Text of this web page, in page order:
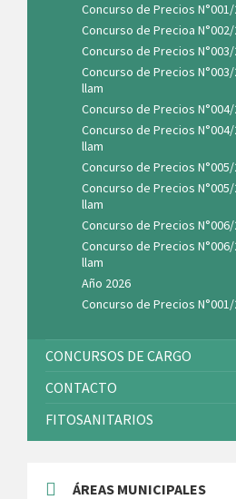
Concurso de Precios N°001/
Concurso de Precioa N°002/
Concurso de Precios N°003/
Concurso de Precios N°003/
llam
Concurso de Precios N°004/
Concurso de Precios N°004/
llam
Concurso de Precios N°005/
Concurso de Precios N°005/
llam
Concurso de Precios N°006/
Concurso de Precios N°006/
llam
Año 2026
Concurso de Precios
CONCURSOS DE CARGO
CONTACTO
FITOSANITARIOS
ÁREAS MUNICIPALES